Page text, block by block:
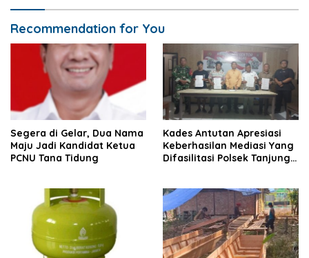
Recommendation for You
Segera di Gelar, Dua Nama
Maju Jadi Kandidat Ketua
PCNU Tana Tidung
Kades Antutan Apresiasi
Keberhasilan Mediasi Yang
Difasilitasi Polsek Tanjung